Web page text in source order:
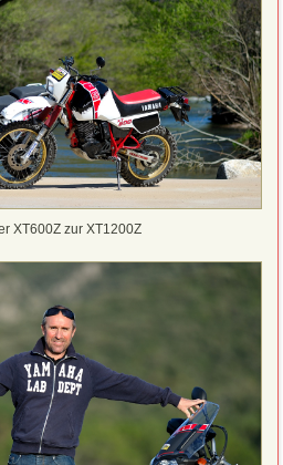
XT600Z zur XT1200Z